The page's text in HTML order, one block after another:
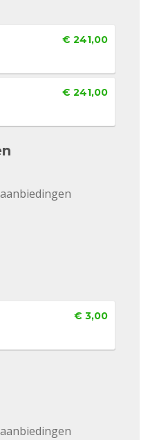
€ 241,00
€ 241,00
€ 3,00